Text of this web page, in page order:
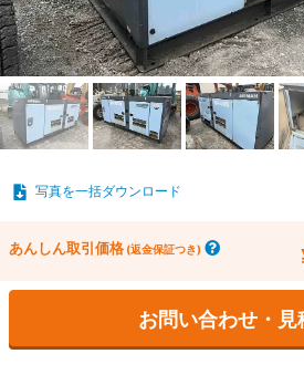
写真を一括ダウンロード
あんしん取引価格 (返金保証つき)
お問い合わせ・見